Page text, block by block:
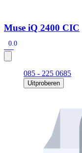
Muse iQ 2400 CIC
0.0
085 - 225 0685
Uitproberen